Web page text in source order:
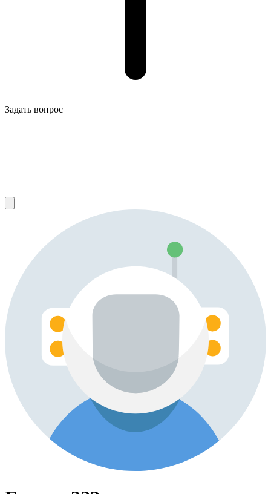
Задать вопрос